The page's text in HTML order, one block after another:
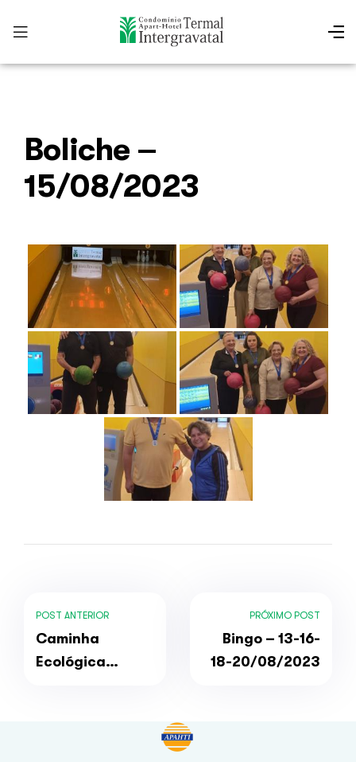
Boliche –
15/08/2023
POST ANTERIOR
Caminha
Ecológica
PRÓXIMO POST
Bingo – 13-16-
18-20/08/2023